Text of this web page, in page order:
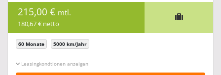
215,00 € mtl.
180,67 € netto
60 Monate 5000 km/Jahr
Leasingkonditionen ein-/ausblenden